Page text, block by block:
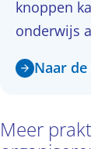
knoppen
onderwijs
Naar
Meer